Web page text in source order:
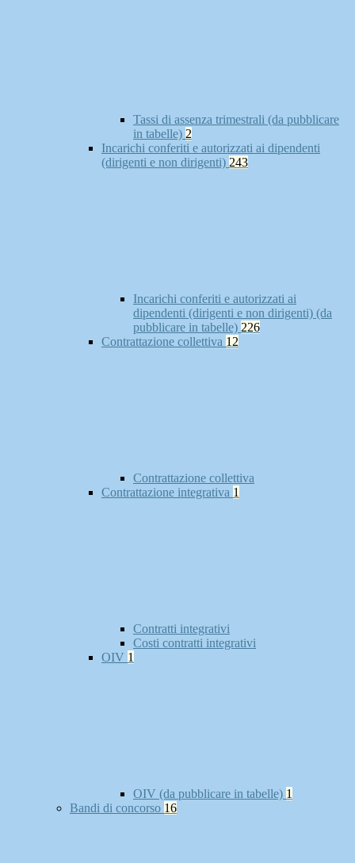
Tassi di assenza trimestrali (da pubblicare
in tabelle) 2
Incarichi conferiti e autorizzati ai dipendenti
(dirigenti e non dirigenti) 243
Incarichi conferiti e autorizzati ai
dipendenti (dirigenti e non dirigenti) (da
pubblicare in tabelle) 226
Contrattazione collettiva 12
Contrattazione collettiva
Contrattazione integrativa 1
Contratti integrativi
Costi contratti integrativi
OIV 1
OIV (da pubblicare in tabelle) 1
Bandi di concorso 16